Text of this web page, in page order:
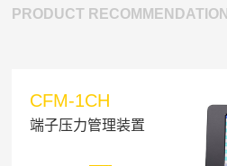
PRODUCT RECOMMENDATION
CFM-1CH
端子压力管理装置